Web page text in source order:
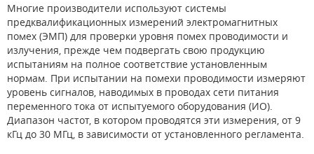
Многие производители используют системы
предквалификационных измерений электромагнитных
помех (ЭМП) для проверки уровня помех проводимости и
излучения, прежде чем подвергать свою продукцию
испытаниям на полное соответствие установленным
нормам. При испытании на помехи проводимости измеряют
уровень сигналов, наводимых в проводах сети питания
переменного тока от испытуемого оборудования (ИО).
Диапазон частот, в котором проводятся эти измерения, от 9
кГц до 30 МГц, в зависимости от установленного регламента.